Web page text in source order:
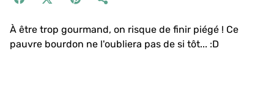
À être trop gourmand, on risque de finir piégé ! Ce
pauvre bourdon ne l'oubliera pas de si tôt... :D